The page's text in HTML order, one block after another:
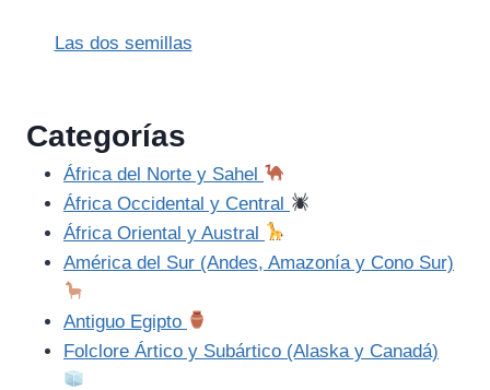
Las dos semillas
Categorías
África del Norte y Sahel
África Occidental y Central
África Oriental y Austral
América del Sur (Andes, Amazonía y Cono Sur)
Antiguo Egipto
Folclore Ártico y Subártico (Alaska y Canadá)